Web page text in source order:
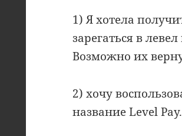
1) Я хотела
зарегаться в
Возможно их
2) хочу
название Level Pay.